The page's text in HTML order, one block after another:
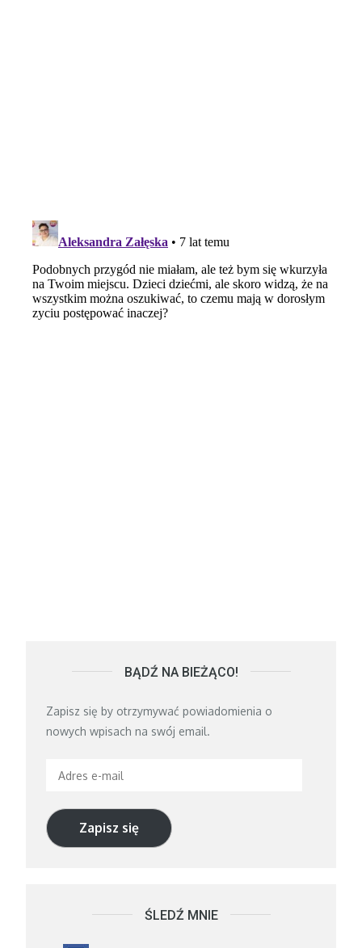
BĄDŹ NA BIEŻĄCO!
Zapisz się by otrzymywać powiadomienia o
nowych wpisach na swój email.
Adres
mail
Zapisz się
ŚLEDŹ MNIE